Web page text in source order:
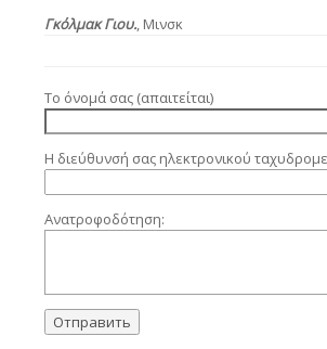
Γκόλμακ Γιου., Μινσκ
Το όνομά σας (απαιτείται)
Η διεύθυνσή σας ηλεκτρονικού
Ανατροφοδότηση: